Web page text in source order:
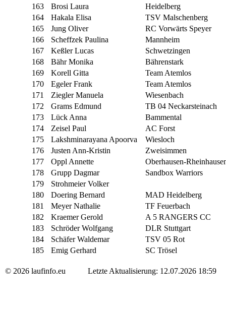
163
Brosi Laura
Heidelberg
164
Hakala Elisa
TSV Malschenberg
165
Jung Oliver
RC Vorwärts Speyer
166
Scheffzek Paulina
Mannheim
167
Keßler Lucas
Schwetzingen
168
Bähr Monika
Bährenstark
169
Korell Gitta
Team Atemlos
170
Egeler Frank
Team Atemlos
171
Ziegler Manuela
Wiesenbach
172
Grams Edmund
TB 04 Neckarsteinach
173
Lück Anna
Bammental
174
Zeisel Paul
AC Forst
175
Lakshminarayana Apoorva
Wiesloch
176
Justen Ann-Kristin
Zweisimmen
177
Oppl Annette
Oberhausen-
178
Grupp Dagmar
Sandbox Warriors
179
Strohmeier Volker
180
Doering Bernard
MAD Heidelberg
181
Meyer Nathalie
TF Feuerbach
182
Kraemer Gerold
A 5 RANGERS CC
183
Schröder Wolfgang
DLR Stuttgart
184
Schäfer Waldemar
TSV 05 Rot
185
Emig Gerhard SC Trösel
© 2026 laufinfo.eu Letzte Aktualisierung: 12.07.2026